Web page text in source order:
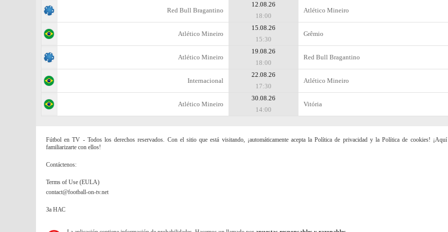
Red Bull Bragantino
12.08.26
18:00
Atlético Mineiro
Atlético Mineiro
15.08.26
15:30
Grêmio
Atlético Mineiro
19.08.26
18:00
Red Bull Bragantino
Internacional
22.08.26
17:30
Atlético Mineiro
Atlético Mineiro
30.08.26
14:00
Vitória
Fútbol en TV - Todos los derechos reservados. Con el sitio que está visitando, ¡automáticamente acepta la Política de privacidad y la Política de cookies! ¡Aquí
familiarizarte con ellos!
Contáctenos:
Terms of Use (EULA)
contact@football-on-tv.net
За НАС